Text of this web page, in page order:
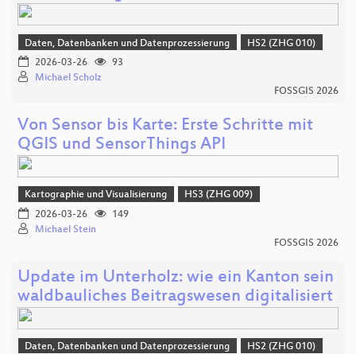
Daten, Datenbanken und Datenprozessierung
HS2 (ZHG 010)
2026-03-26
93
Michael Scholz
FOSSGIS 2026
Von Sensor bis Karte: Erste Schritte mit
QGIS und SensorThings API
Kartographie und Visualisierung
HS3 (ZHG 009)
2026-03-26
149
Michael Stein
FOSSGIS 2026
Update im Unterholz: wie ein Kanton sein
waldbauliches Beitragswesen digitalisiert
Daten, Datenbanken und Datenprozessierung
HS2 (ZHG 010)